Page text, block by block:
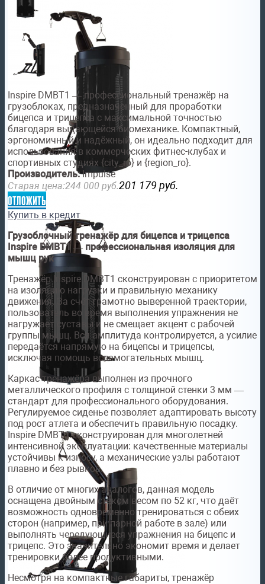
Inspire DMBT1 — профессиональный тренажёр на
грузоблоках, предназначенный для проработки
бицепса и трицепса с максимальной точностью
благодаря выдающейся биомеханике. Компактный,
эргономичный и надёжный, он идеально подходит для
использования в коммерческих фитнес-клубах и
спортивных студиях {city_ro} и {region_ro}.
Производитель:Impulse
Старая цена:244 000 руб.201 179 руб.
отложить
Купить в кредит
Грузоблочный тренажёр для бицепса и трицепса
Inspire DMBT1 — профессиональная изоляция для
мышц рук
Тренажёр Inspire DMBT1 сконструирован с приоритетом
на изоляцию нагрузки и правильную механику
движения. За счёт грамотно выверенной траектории,
пользователь во время выполнения упражнения не
нагружает суставы и не смещает акцент с рабочей
группы мышц. Вся амплитуда контролируется, а усилие
передаётся напрямую на бицепсы и трицепсы,
исключая помощь вспомогательных мышц.
Каркас тренажёра выполнен из прочного
металлического профиля с толщиной стенки 3 мм —
стандарт для профессионального оборудования.
Регулируемое сиденье позволяет адаптировать высоту
под рост атлета и обеспечить правильную посадку.
Inspire DMBT1 сконструирован для многолетней
интенсивной эксплуатации: качественные материалы
устойчивы к износу, а механические узлы работают
плавно и без рывков.
В отличие от многих аналогов, данная модель
оснащена двойным стеком весом по 52 кг, что даёт
возможность одновременно тренироваться с обеих
сторон (например, при парной работе в зале) или
выполнять чередующиеся упражнения на бицепс и
трицепс. Это значительно экономит время и делает
тренировки более продуктивными.
Несмотря на компактные габариты, тренажёр